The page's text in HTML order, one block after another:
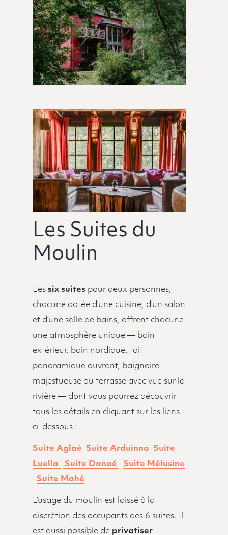
Les Suites du
Moulin
Les six suitespour deux personnes,
chacune dotée d’une cuisine, d’un salon
et d’une salle de bains, offrent chacune
une atmosphère unique — bain
extérieur, bain nordique, toit
panoramique ouvrant, baignoire
majestueuse ou terrasse avec vue sur la
rivière — dont vous pourrez découvrir
tous les détails en cliquant sur les liens
ci-dessous :
Suite Aglaé Suite Arduinna Suite
Luella
Suite Danaé
Suite Mélusine
Suite Mahé
L’usage du moulin est laissé à la
discrétion des occupants des 6 suites. Il
est aussi possible de privatiser